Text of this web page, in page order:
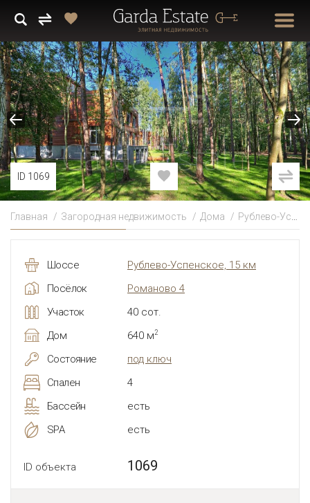
ID 1069
Главная Загородная недвижимость Дома Рублево-Успенское
Шоссе
Рублево-Успенское, 15 км
Посёлок
Романово 4
Участок
40 сот.
Дом
640 м2
Состояние
под ключ
Спален
4
Бассейн
есть
SPA
есть
ID объекта 1069